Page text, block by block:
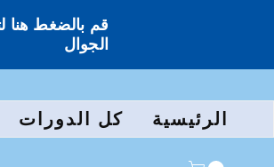
قم بالضغط هنا
الجوال
الرئيسية كل الدورات